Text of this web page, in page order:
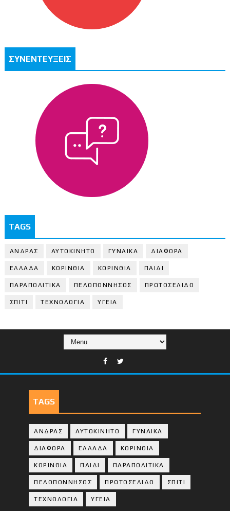
ΣΥΝΕΝΤΕΥΞΕΙΣ
TAGS
ΑΝΔΡΑΣ ΑΥΤΟΚΙΝΗΤΟ ΓΥΝΑΙΚΑ ΔΙΑΦΟΡΑ
ΕΛΛΑΔΑ ΚΟΡΙΝΘΙΑ ΚΟΡΙΝΘΙA ΠΑΙΔΙ
ΠΑΡΑΠΟΛΙΤΙΚΑ ΠΕΛΟΠΟΝΝΗΣΟΣ ΠΡΩΤΟΣΕΛΙΔΟ
ΣΠΙΤΙ ΤΕΧΝΟΛΟΓΙΑ ΥΓΕΙΑ
TAGS
ΑΝΔΡΑΣ ΑΥΤΟΚΙΝΗΤΟ ΓΥΝΑΙΚΑ
ΔΙΑΦΟΡΑ ΕΛΛΑΔΑ ΚΟΡΙΝΘΙΑ
ΚΟΡΙΝΘΙA ΠΑΙΔΙ ΠΑΡΑΠΟΛΙΤΙΚΑ
ΠΕΛΟΠΟΝΝΗΣΟΣ ΠΡΩΤΟΣΕΛΙΔΟ ΣΠΙΤΙ
ΤΕΧΝΟΛΟΓΙΑ ΥΓΕΙΑ